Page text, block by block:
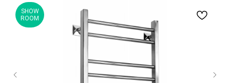
SHOW
ROOM